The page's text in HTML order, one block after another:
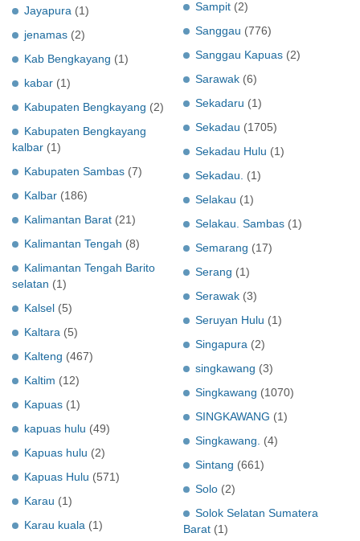
Jayapura (1)
jenamas (2)
Kab Bengkayang (1)
kabar (1)
Kabupaten Bengkayang (2)
Kabupaten Bengkayang
kalbar (1)
Kabupaten Sambas (7)
Kalbar (186)
Kalimantan Barat (21)
Kalimantan Tengah (8)
Kalimantan Tengah Barito
selatan (1)
Kalsel (5)
Kaltara (5)
Kalteng (467)
Kaltim (12)
Kapuas (1)
kapuas hulu (49)
Kapuas hulu (2)
Kapuas Hulu (571)
Karau (1)
Karau kuala (1)
Sampit (2)
Sanggau (776)
Sanggau Kapuas (2)
Sarawak (6)
Sekadaru (1)
Sekadau (1705)
Sekadau Hulu (1)
Sekadau.
(1)
Selakau (1)
Selakau. Sambas (1)
Semarang (17)
Serang (1)
Serawak (3)
Seruyan Hulu (1)
Singapura (2)
singkawang (3)
Singkawang (1070)
SINGKAWANG (1)
Singkawang.
(4)
Sintang (661)
Solo (2)
Solok Selatan Sumatera
Barat (1)